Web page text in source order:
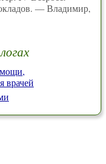
— Владимир,
врачей